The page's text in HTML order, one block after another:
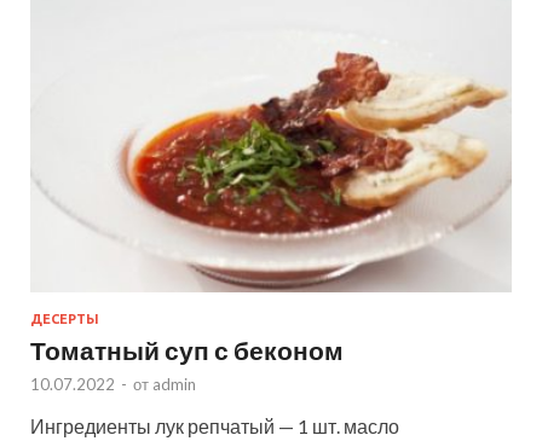
ДЕСЕРТЫ
Томатный суп с беконом
10.07.2022 - от admin
Ингредиенты лук репчатый — 1 шт. масло